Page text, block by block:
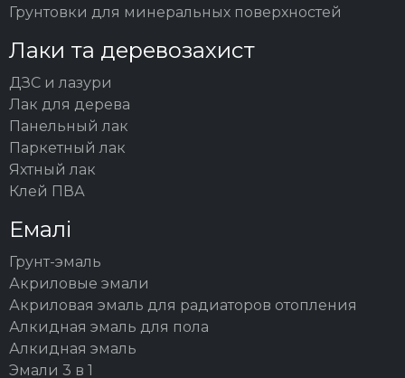
Грунтовки для минеральных поверхностей
Лаки та деревозахист
ДЗС и лазури
Лак для дерева
Панельный лак
Паркетный лак
Яхтный лак
Клей ПВА
Емалі
Грунт-эмаль
Акриловые эмали
Акриловая эмаль для радиаторов отопления
Алкидная эмаль для пола
Алкидная эмаль
Эмали 3 в 1